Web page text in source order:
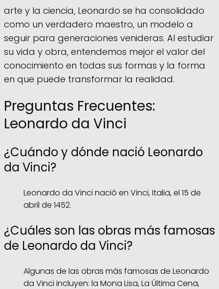
arte y la ciencia, Leonardo se ha consolidado
como un verdadero maestro, un modelo a
seguir para generaciones venideras. Al estudiar
su vida y obra, entendemos mejor el valor del
conocimiento en todas sus formas y la forma
en que puede transformar la realidad.
Preguntas Frecuentes:
Leonardo da Vinci
¿Cuándo y dónde nació Leonardo
da Vinci?
Leonardo da Vinci nació en Vinci, Italia, el 15 de
abril de 1452.
¿Cuáles son las obras más famosas
de Leonardo da Vinci?
Algunas de las obras más famosas de Leonardo
da Vinci incluyen: la Mona Lisa, La Última Cena,